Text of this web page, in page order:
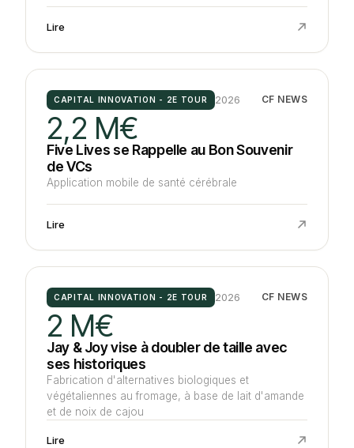
Lire
CAPITAL INNOVATION - 2E TOUR 2026 CF NEWS
2,2 M€
Five Lives se Rappelle au Bon Souvenir
de VCs
Application mobile de santé cérébrale
Lire
CAPITAL INNOVATION - 2E TOUR 2026 CF NEWS
2 M€
Jay & Joy vise à doubler de taille avec
ses historiques
Fabrication d'alternatives biologiques et
végétaliennes au fromage, à base de lait d'amande
et de noix de cajou
Lire